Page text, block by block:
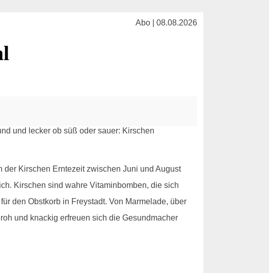
Abo | 08.08.2026
Kirschen Erntezeit zwischen Juni und August
Kirschen sind wahre Vitaminbomben, die sich
den Obstkorb in Freystadt. Von Marmelade, über
und knackig erfreuen sich die Gesundmacher